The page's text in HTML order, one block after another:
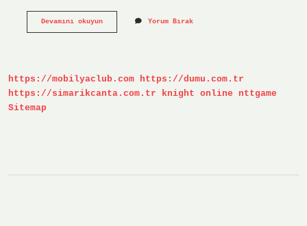
Devamını okuyunKaç
Yorum Bırak
https://mobilyaclub.com https://dumu.com.tr
https://simarikcanta.com.tr
knight online
nttgame
Sitemap